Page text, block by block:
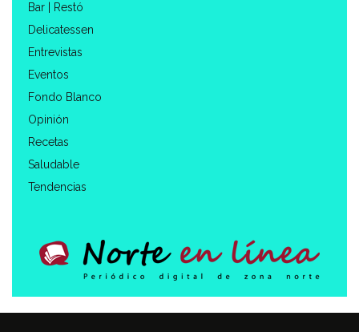
Bar | Restó
Delicatessen
Entrevistas
Eventos
Fondo Blanco
Opinión
Recetas
Saludable
Tendencias